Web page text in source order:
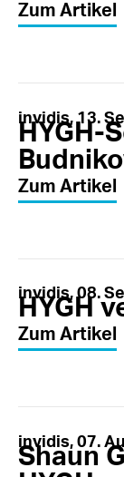
Zum Artikel
invidis, 13.
HYGH-
Zum Artikel
invidis, 08.
HYGH
Zum Artikel
invidis, 07.
Shaun